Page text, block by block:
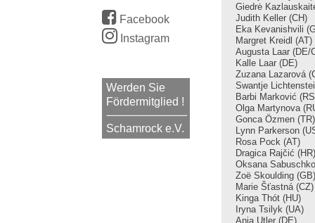
Facebook
Instagram
Werden Sie
Fördermitglied !
Schamrock e.V.
Giedrė
Judith Keller (CH)
Eka Kevanishvili
Margret Kreidl (AT)
Augusta Laar (DE/
Kalle Laar (DE)
Zuzana Lazarová
Swantje
Barbi Marković
Olga Martynova
Gonca Özmen (TR)
Lynn Parkerson
Rosa Pock (AT)
Dragica Rajčić (HR)
Oksana
Zoë Skoulding (GB)
Marie Šťastná (CZ)
Kinga Thót (HU)
Iryna Tsilyk (UA)
Anja Utler (DE)